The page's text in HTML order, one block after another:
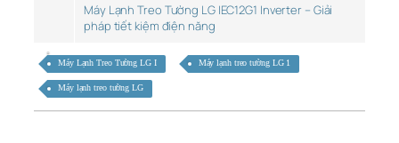
Máy Lạnh Treo Tường LG IEC12G1 Inverter – Giải
pháp tiết kiệm điện năng
Máy Lạnh Treo Tường LG I Máy lạnh treo tường LG 1
Máy lạnh treo tường LG